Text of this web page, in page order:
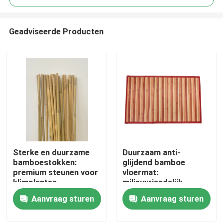
Huis
Producten
Geadviseerde Producten
Sterke en duurzame
bamboestokken:
premium steunen voor
klimplanten
Aanvraag sturen
Duurzaam anti-
glijdend bamboe
vloermat:
milieuvriendelijk
bamboe-dekmantel
voor badkamer en
keuken
Aanvraag sturen